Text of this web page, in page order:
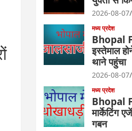
2026-08-07
मध्य प्रदेश
Bhopal
इस्तेमाल
थाने पहुंचा
2026-08-07
मध्य प्रदेश
Bhopal
मार्केटिंग
गबन